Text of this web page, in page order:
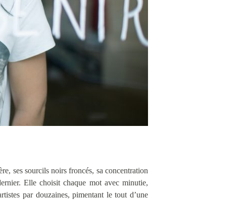
ses sourcils noirs froncés, sa concentration
Elle choisit chaque mot avec minutie,
par douzaines, pimentant le tout d’une